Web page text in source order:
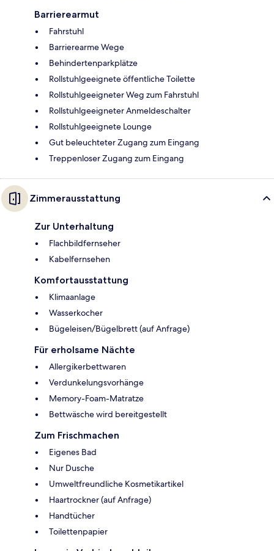
Barrierearmut
Fahrstuhl
Barrierearme Wege
Behindertenparkplätze
Rollstuhlgeeignete öffentliche Toilette
Rollstuhlgeeigneter Weg zum Fahrstuhl
Rollstuhlgeeigneter Anmeldeschalter
Rollstuhlgeeignete Lounge
Gut beleuchteter Zugang zum Eingang
Treppenloser Zugang zum Eingang
Zimmerausstattung
Zur Unterhaltung
Flachbildfernseher
Kabelfernsehen
Komfortausstattung
Klimaanlage
Wasserkocher
Bügeleisen/Bügelbrett (auf Anfrage)
Für erholsame Nächte
Allergikerbettwaren
Verdunkelungsvorhänge
Memory-Foam-Matratze
Bettwäsche wird bereitgestellt
Zum Frischmachen
Eigenes Bad
Nur Dusche
Umweltfreundliche Kosmetikartikel
Haartrockner (auf Anfrage)
Handtücher
Toilettenpapier